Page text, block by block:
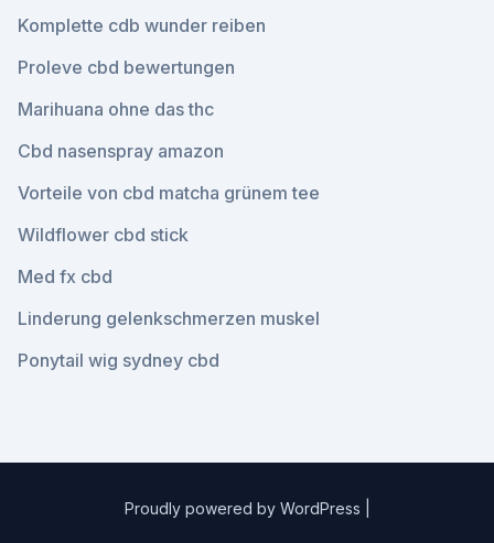
Komplette cdb wunder reiben
Proleve cbd bewertungen
Marihuana ohne das thc
Cbd nasenspray amazon
Vorteile von cbd matcha grünem tee
Wildflower cbd stick
Med fx cbd
Linderung gelenkschmerzen muskel
Ponytail wig sydney cbd
Proudly powered by WordPress